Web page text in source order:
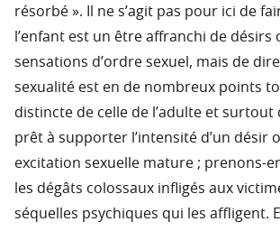
résorbé ». Il ne s’agit pas pour ici de
l’enfant est un être affranchi de désirs
sensations d’ordre sexuel, mais de
sexualité est en de nombreux points
distincte de celle de l’adulte et surtout
prêt à supporter l’intensité d’un désir
excitation sexuelle mature ; prenons-
les dégâts colossaux infligés aux
séquelles psychiques qui les affligent.